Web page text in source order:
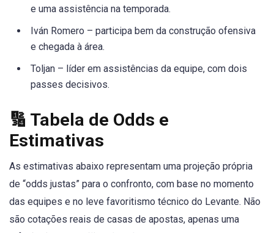
e uma assistência na temporada.
Iván Romero – participa bem da construção ofensiva
e chegada à área.
Toljan – líder em assistências da equipe, com dois
passes decisivos.
🔢 Tabela de Odds e
Estimativas
As estimativas abaixo representam uma projeção própria
de “odds justas” para o confronto, com base no momento
das equipes e no leve favoritismo técnico do Levante. Não
são cotações reais de casas de apostas, apenas uma